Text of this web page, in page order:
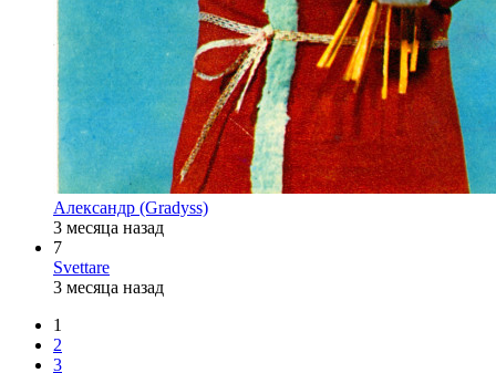
Александр (Gradyss)
3 месяца назад
7
Svettare
3 месяца назад
1
2
3